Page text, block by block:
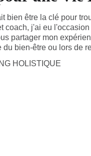
bien être la clé pour
coach, j'ai eu
partager mon
bien-être ou lors de
HOLISTIQUE